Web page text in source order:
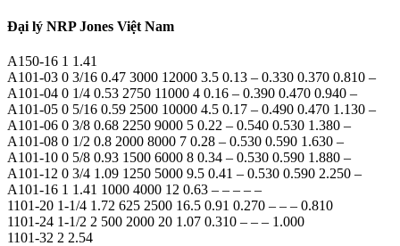
Đại lý NRP Jones Việt Nam
A150-16 1 1.41
A101-03 0 3/16 0.47 3000 12000 3.5 0.13 – 0.330 0.370 0.810 –
A101-04 0 1/4 0.53 2750 11000 4 0.16 – 0.390 0.470 0.940 –
A101-05 0 5/16 0.59 2500 10000 4.5 0.17 – 0.490 0.470 1.130 –
A101-06 0 3/8 0.68 2250 9000 5 0.22 – 0.540 0.530 1.380 –
A101-08 0 1/2 0.8 2000 8000 7 0.28 – 0.530 0.590 1.630 –
A101-10 0 5/8 0.93 1500 6000 8 0.34 – 0.530 0.590 1.880 –
A101-12 0 3/4 1.09 1250 5000 9.5 0.41 – 0.530 0.590 2.250 –
A101-16 1 1.41 1000 4000 12 0.63 – – – – –
1101-20 1-1/4 1.72 625 2500 16.5 0.91 0.270 – – – 0.810
1101-24 1-1/2 2 500 2000 20 1.07 0.310 – – – 1.000
1101-32 2 2.54